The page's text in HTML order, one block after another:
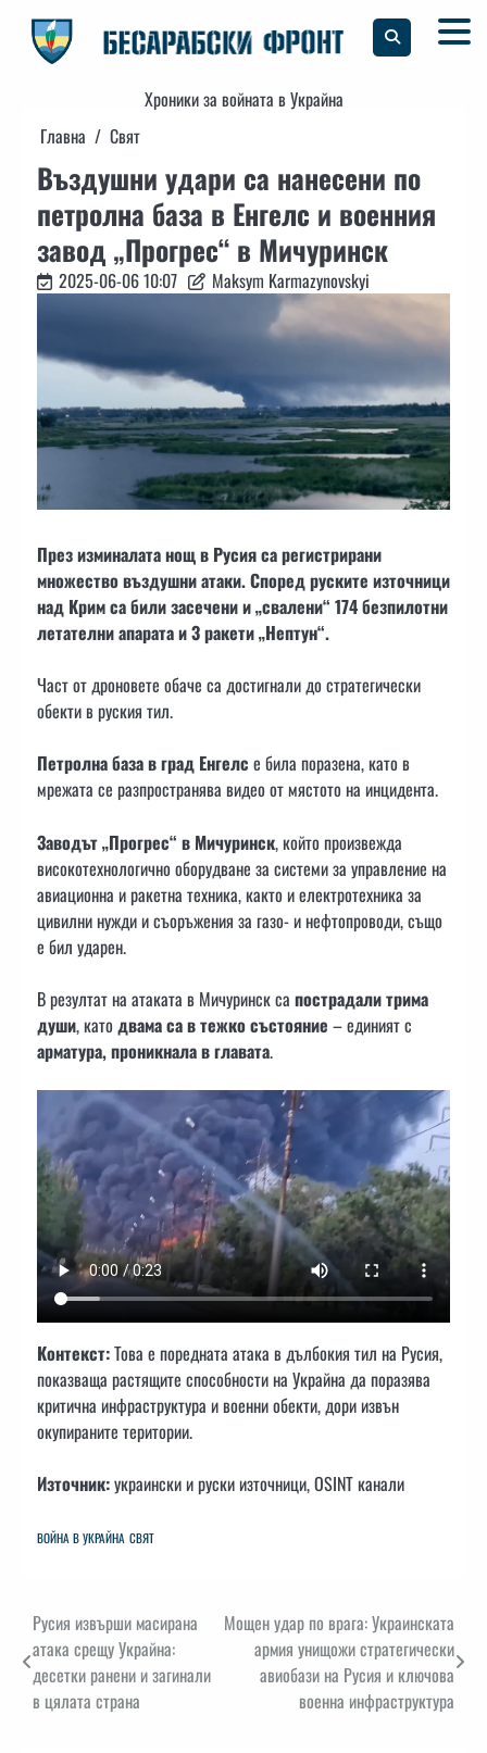
content
Хроники за войната в Украйна
Главна
Свят
Въздушни удари са нанесени по
петролна база в Енгелс и военния
завод „Прогрес“ в Мичуринск
2025-06-06 10:07 Maksym Karmazynovskyi
През изминалата нощ в Русия са регистрирани
множество въздушни атаки. Според руските източници
над Крим са били засечени и „свалени“ 174 безпилотни
летателни апарата и 3 ракети „Нептун“.
Част от дроновете обаче са достигнали до стратегически
обекти в руския тил.
Петролна база в град Енгелс е била поразена, като в
мрежата се разпространява видео от мястото на инцидента.
Заводът „Прогрес“ в Мичуринск, който произвежда
високотехнологично оборудване за системи за управление на
авиационна и ракетна техника, както и електротехника за
цивилни нужди и съоръжения за газо- и нефтопроводи, също
е бил ударен.
В резултат на атаката в Мичуринск са пострадали трима
души, катодвама са в тежко състояние – единият с
арматура, проникнала в главата.
Контекст:Това е поредната атака в дълбокия тил на Русия,
показваща растящите способности на Украйна да поразява
критична инфраструктура и военни обекти, дори извън
окупираните територии.
Източник:украински и руски източници, OSINT канали
ВОЙНА В УКРАЙНА СВЯТ
Навигация
Русия извърши масирана
атака срещу Украйна:
десетки ранени и загинали
в цялата страна
Мощен удар по врага: Украинската
армия унищожи стратегически
авиобази на Русия и ключова
военна инфраструктура